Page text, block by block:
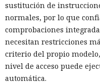
sustitución de
normales, por lo que
comprobaciones
necesitan restricciones
criterio del propio
nivel de acceso puede
automática.
La contribución principal
aporta el empaquetador
2022 sustituye
En la nueva versión están
disco y el desplazamiento
instancia con 50 rutas
alrededor de 840